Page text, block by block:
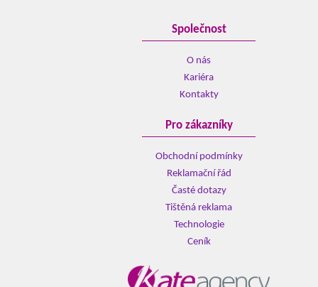
Společnost
O nás
Kariéra
Kontakty
Pro zákazníky
Obchodní podmínky
Reklamační řád
Časté dotazy
Tištěná reklama
Technologie
Ceník